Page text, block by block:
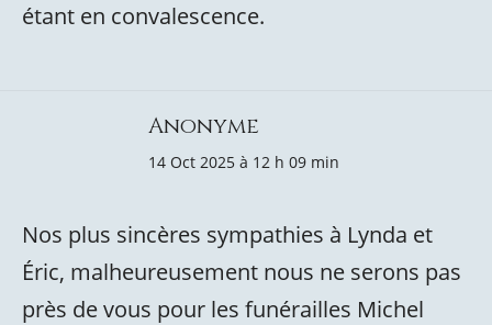
étant en convalescence.
Anonyme
14 Oct 2025 à 12 h 09 min
Nos plus sincères sympathies à Lynda et
Éric, malheureusement nous ne serons pas
près de vous pour les funérailles Michel